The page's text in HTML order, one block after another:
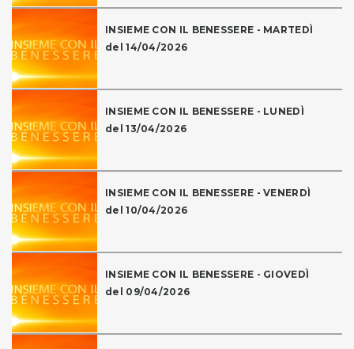
INSIEME CON IL BENESSERE - MARTEDÌ
del 14/04/2026
INSIEME CON IL BENESSERE - LUNEDÌ
del 13/04/2026
INSIEME CON IL BENESSERE - VENERDÌ
del 10/04/2026
INSIEME CON IL BENESSERE - GIOVEDÌ
del 09/04/2026